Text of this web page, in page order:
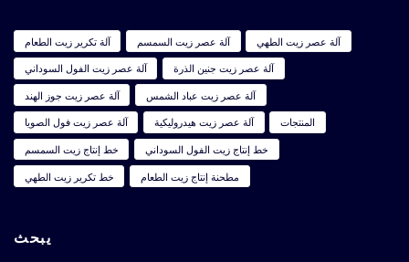
آلة تكرير زيت الطعام آلة عصر زيت السمسم
آلة عصر زيت الطهي
آلة عصر زيت الفول السوداني
آلة عصر زيت جنين الذرة
آلة عصر زيت جوز الهند
آلة عصر زيت عباد الشمس
آلة عصر زيت فول الصويا
آلة عصر زيت هيدروليكية
المنتجات
خط إنتاج زيت السمسم
خط إنتاج زيت الفول السوداني
خط تكرير زيت الطهي
مطحنة إنتاج زيت الطعام
يبحث